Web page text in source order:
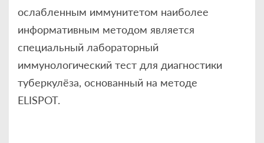
ослабленным иммунитетом наиболее
информативным методом является
специальный лабораторный
иммунологический тест для диагностики
туберкулёза, основанный на методе
ELISPOT.